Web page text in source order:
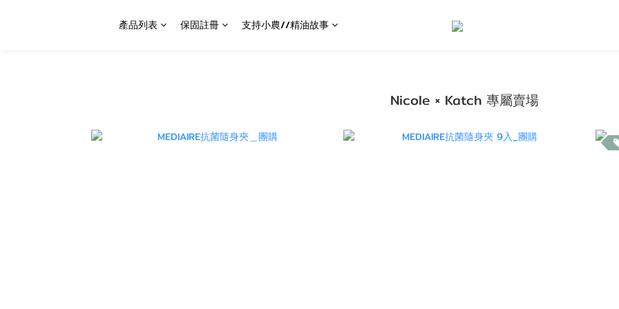
產品列表 保固註冊 支持小農//精油故事
Nicole × Katch 專屬賣場